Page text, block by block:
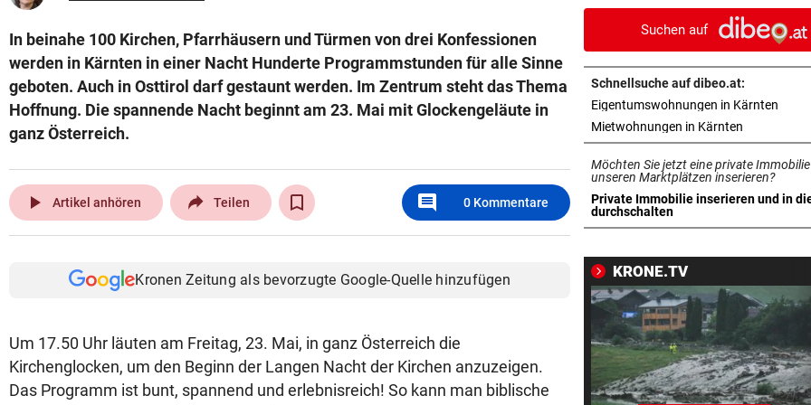
In beinahe 100 Kirchen, Pfarrhäusern und Türmen von drei Konfessionen
werden in Kärnten in einer Nacht Hunderte Programmstunden für alle Sinne
geboten. Auch in Osttirol darf gestaunt werden. Im Zentrum steht das Thema
Hoffnung. Die spannende Nacht beginnt am 23. Mai mit Glockengeläute in
ganz Österreich.
play_arrow Artikel anhören Teilen comment 0 Kommentare
Kronen Zeitung als bevorzugte Google-Quelle hinzufügen
Um 17.50 Uhr läuten am Freitag, 23. Mai, in ganz Österreich die
Kirchenglocken, um den Beginn der Langen Nacht der Kirchen anzuzeigen.
Das Programm ist bunt, spannend und erlebnisreich! So kann man biblische
kann es nicht sein!“
HARTWIG IN ST. PÖLTEN vor
Filmreife Rückkehr des
„Weltmeister-Sprosses“
GEGEN WATTENS
Altachs Massombo kennt
Schlüssel zum Erfolg
URSACHE GEKLÄRT
Brand in Wohnhaus
CHEF VON VERSICHERUNG: vor
„Ein kalkulierbares Wetter
nicht mehr“
VORWÜRFE UND TRÄNEN vor
Suchen auf
Schnellsuche auf dibeo.at:
Eigentumswohnungen in Kärnten
Mietwohnungen in Kärnten
Möchten Sie jetzt eine private
unseren Marktplätzen inserieren?
Private Immobilie inserieren und in
durchschalten
in neuem Tab öffnen
KRONE.TV